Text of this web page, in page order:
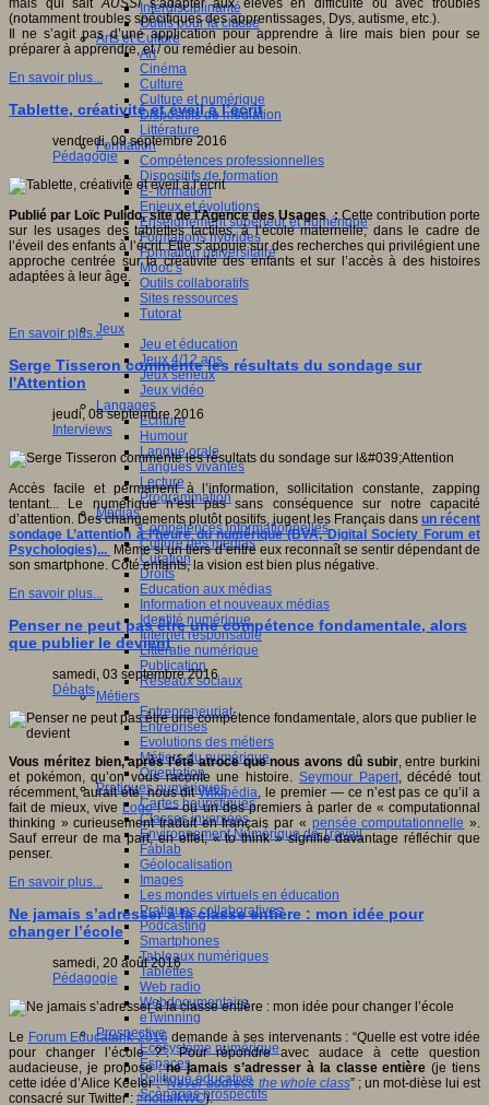
Interdisciplinarité
Outils pour la classe
Arts et Culture
Art
Cinéma
Culture
Culture et numérique
Dispositifs de médiation
Littérature
Formation
Compétences professionnelles
Dispositifs de formation
E- formation
Enjeux et évolutions
Enseignement supérieur et numérique
Formations hybrides
Formation universitaire
Mooc’s
Outils collaboratifs
Sites ressources
Tutorat
Jeux
Jeu et éducation
Jeux 4/12 ans
Jeux sérieux
Jeux vidéo
Langages
Ecriture
Humour
Langue orale
Langues vivantes
Lecture
Programmation
Médias
Compétences informationnelles
Culture des médias
Curation
Droits
Education aux médias
Information et nouveaux médias
Identité numérique
Internet responsable
Littératie numérique
Publication
Réseaux sociaux
Métiers
Entrepreneuriat
Entreprises
Evolutions des métiers
Métiers du numérique
Orientation
Pratiques numériques
Cartes heuristiques
Classes inversées
Environnement Numérique de Travail
Fablab
Géolocalisation
Images
Les mondes virtuels en éducation
Pratiques collaboratives
Podcasting
Smartphones
Tableaux numériques
Tablettes
Web radio
Webdocumentaire
eTwinning
Prospective
Ecosystème numérique
Espaces
Politique éducative
Scénarios prospectifs
mais qui saitAUSSIs’adapter aux élèves en difficulté ou avec troubles
(notamment troubles spécifiques des apprentissages, Dys, autisme, etc.).
Il ne s’agit pas d’une application pour apprendre à lire mais bien pour se
préparer à apprendre, et / ou remédier au besoin.
En savoir plus...
Tablette, créativité et éveil à l’écrit
vendredi, 09 septembre 2016
Pédagogie
Publié par Loïc Pulido, site de l'Agence des Usages :Cette contribution porte
sur les usages des tablettes tactiles, à l’école maternelle, dans le cadre de
l’éveil des enfants à l’écrit. Elle s’appuie sur des recherches qui privilégient une
approche centrée sur la créativité des enfants et sur l’accès à des histoires
adaptées à leur âge.
En savoir plus...
Serge Tisseron commente les résultats du sondage sur
l'Attention
jeudi, 08 septembre 2016
Interviews
Accès facile et permanent à l’information, sollicitation constante, zapping
tentant... Le numérique n’est pas sans conséquence sur notre capacité
d’attention. Des changements plutôt positifs, jugent les Français dans un récent
sondage L’attention à l’heure du numérique (BVA, Digital Society Forum et
Psychologies)... Même si un tiers d’entre eux reconnaît se sentir dépendant de
son smartphone. Côté enfants, la vision est bien plus négative.
En savoir plus...
Penser ne peut pas être une compétence fondamentale, alors
que publier le devient
samedi, 03 septembre 2016
Débats
Vous méritez bien, après l’été atroce que nous avons dû subir, entre burkini
et pokémon, qu’on vous raconte une histoire. Seymour Papert, décédé tout
récemment, aurait été, nous ditWikipédia, le premier — ce n’est pas ce qu’il a
fait de mieux, vive Logo! — ou un des premiers à parler de « computationnal
thinking » curieusement traduit en français par « pensée computationnelle ».
Sauf erreur de ma part, en effet, « to think » signifie davantage réfléchir que
penser.
En savoir plus...
Ne jamais s’adresser à la classe entière : mon idée pour
changer l’école
samedi, 20 août 2016
Pédagogie
Le Forum Educatank 2016 demande à ses intervenants : “Quelle est votre idée
pour changer l’école ?”. Pour répondre avec audace à cette question
audacieuse, je propose :ne jamais s’adresser à la classe entière (je tiens
cette idée d’Alice Keeler : “Never address the whole class” ; un mot-dièse lui est
consacré sur Twitter : #nottalkWC).